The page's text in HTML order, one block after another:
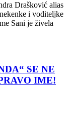
Drašković alias
i voditeljke
Sani je živela
SE NE
IME!